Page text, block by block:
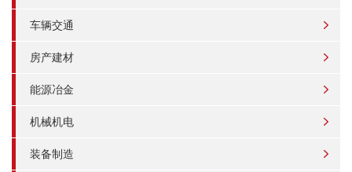
车辆交通
房产建材
能源冶金
机械机电
装备制造